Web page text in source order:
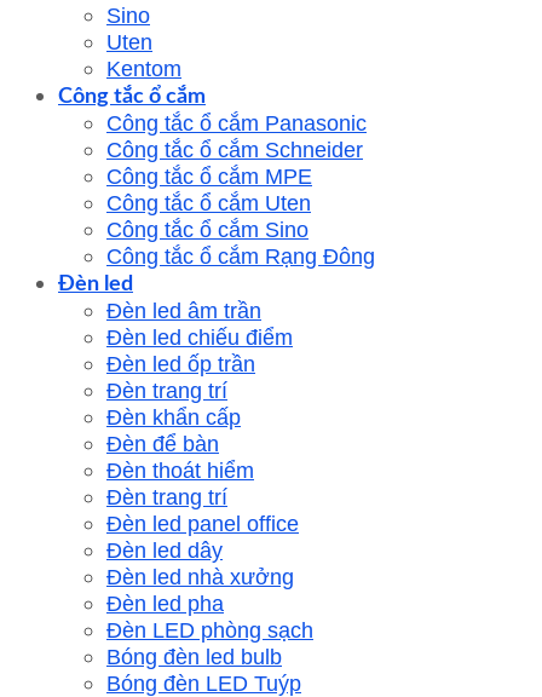
Sino
Uten
Kentom
Công tắc ổ cắm
Công tắc ổ cắm Panasonic
Công tắc ổ cắm Schneider
Công tắc ổ cắm MPE
Công tắc ổ cắm Uten
Công tắc ổ cắm Sino
Công tắc ổ cắm Rạng Đông
Đèn led
Đèn led âm trần
Đèn led chiếu điểm
Đèn led ốp trần
Đèn trang trí
Đèn khẩn cấp
Đèn để bàn
Đèn thoát hiểm
Đèn trang trí
Đèn led panel office
Đèn led dây
Đèn led nhà xưởng
Đèn led pha
Đèn LED phòng sạch
Bóng đèn led bulb
Bóng đèn LED Tuýp